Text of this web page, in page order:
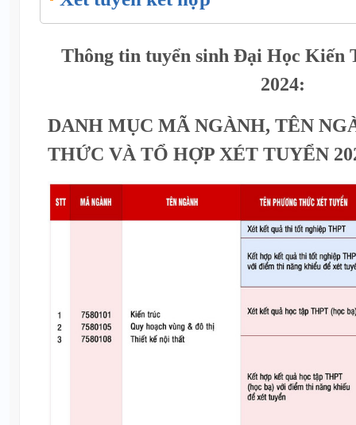
Thông tin tuyển sinh Đại Học Kiến
2024:
DANH MỤC MÃ NGÀNH, TÊN
THỨC VÀ TỔ HỢP XÉT TUYỂN